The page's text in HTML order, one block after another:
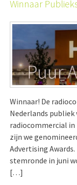
Winnaar
Winnaar! De
Nederlands
radiocommercial in
zijn we
Advertising
stemronde in juni
[…]